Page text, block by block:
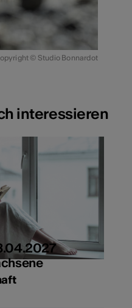
© Studio Bonnardot
interessieren